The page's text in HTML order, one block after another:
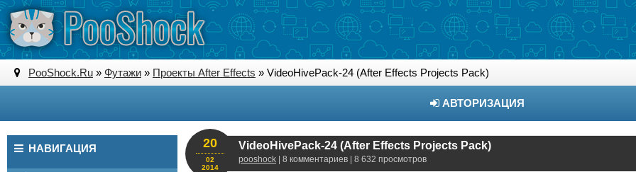
PooShock.Ru » Футажи » Проекты After Effects » VideoHivePack-24 (After Effects Projects Pack)
АВТОРИЗАЦИЯ
VideoHivePack-24 (After Effects Projects Pack)
pooshock | 8 комментариев | 8 632 просмотров
20
02
2014
НАВИГАЦИЯ